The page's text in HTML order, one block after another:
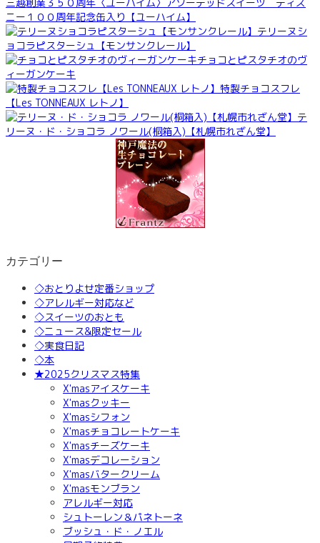
ニー１００周年記念缶入り【ユーハイム】
テリーヌシ
ョコラピスターシュ【モンサンクレール】
チョコとピスタチオのヴ
ィーガンケーキ
特製チョコスフレ
【Les TONNEAUX レトノ】
テ
リーヌ・ド・ショコラ ノワール(桐箱入)【札幌市れざん堂】
カテゴリー
◇おとりよせ定番ショップ
◇アレルギー対応など
◇スイーツのおとも
◇ニュース&限定セール
◇実食日記
◇本
★2025クリスマス特集
X'masアイスケーキ
X'masクッキー
X'masシフォン
X'masチョコレートケーキ
X'masチーズケーキ
X'masデコレーション
X'masバタークリーム
X'masモンブラン
アレルギー対応
シュトーレン＆パネトーネ
ブッシュ・ド・ノエル